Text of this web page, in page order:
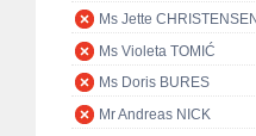
Ms Jette CHRISTENSEN
Ms Violeta TOMIĆ
Ms Doris BURES
Mr Andreas NICK